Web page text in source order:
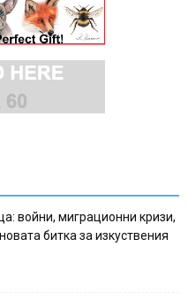
войни, миграционни кризи,
битка за изкуствения